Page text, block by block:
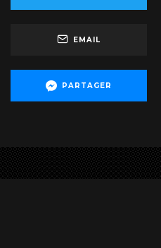
EMAIL
PARTAGER